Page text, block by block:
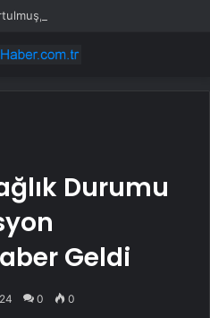
Durumu
Geldi
0 0